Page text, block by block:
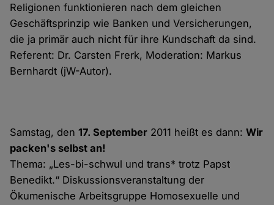
Religionen funktionieren nach dem gleichen
Geschäftsprinzip wie Banken und Versicherungen,
die ja primär auch nicht für ihre Kundschaft da sind.
Referent: Dr. Carsten Frerk, Moderation: Markus
Bernhardt (jW-Autor).
Samstag, den17. September 2011 heißt es dann:Wir
packen's selbst an!
Thema: „Les-bi-schwul und trans* trotz Papst
Benedikt.“ Diskussionsveranstaltung der
Ökumenische Arbeitsgruppe Homosexuelle und